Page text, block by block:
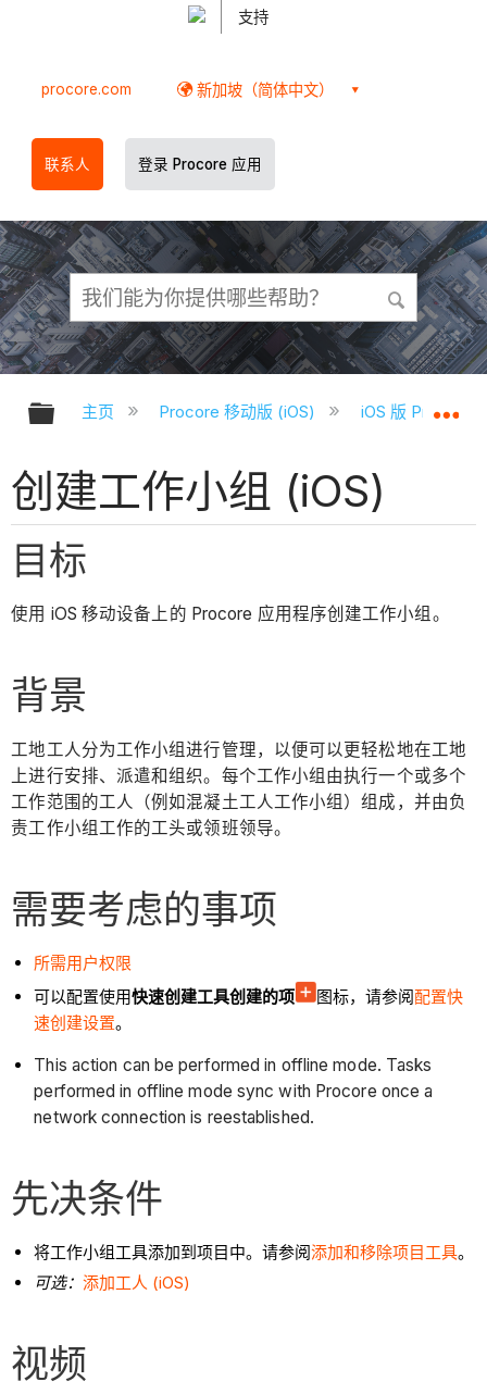
支持
procore.com 新加坡（简体中文）
联系人 登录 Procore 应用
扩展/隐缩全局层次
主页 Procore 移动版 (iOS) iOS 版 Procore
创建工作小组 (iOS)
目标
使用 iOS 移动设备上的 Procore 应用程序创建工作小组。
背景
工地工人分为工作小组进行管理，以便可以更轻松地在工地
上进行安排、派遣和组织。每个工作小组由执行一个或多个
工作范围的工人（例如混凝土工人工作小组）组成，并由负
责工作小组工作的工头或领班领导。
需要考虑的事项
所需用户权限
可以配置使用快速创建工具创建的项 图标，请参阅配置快
速创建设置。
This action can be performed in offline mode. Tasks
performed in offline mode sync with Procore once a
network connection is reestablished.
先决条件
将工作小组工具添加到项目中。请参阅添加和移除项目工具。
可选：添加工人 (iOS)
视频